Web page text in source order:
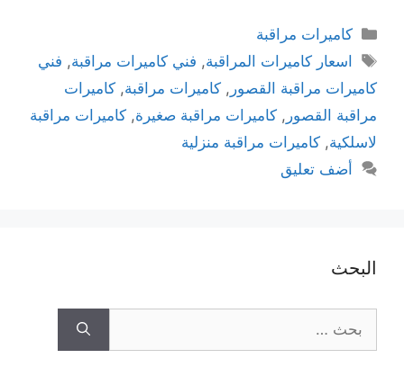
كاميرات مراقبة
اسعار كاميرات المراقبة, فني كاميرات مراقبة, فني
كاميرات مراقبة القصور , كاميرات مراقبة, كاميرات
مراقبة القصور , كاميرات مراقبة صغيرة, كاميرات مراقبة
لاسلكية, كاميرات مراقبة منزلية
أضف تعليق
البحث